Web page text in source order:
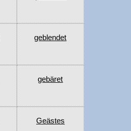
geblendet
gebäret
Geästes